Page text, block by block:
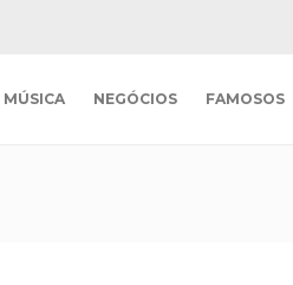
MÚSICA NEGÓCIOS FAMOSOS